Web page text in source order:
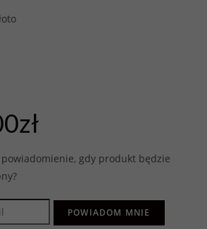
zł
powiadomienie, gdy produkt będzie
POWIADOM MNIE